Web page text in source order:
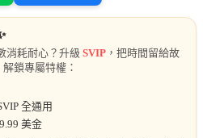
消耗耐心？升級 SVIP ，把時間留給故
解鎖專屬特權：
全通用
美金